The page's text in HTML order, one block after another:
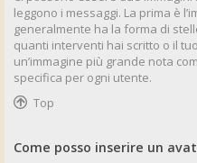
leggono i messaggi. La prima è
generalmente ha la forma di
quanti interventi hai scritto o il
un’immagine più grande nota
specifica per ogni utente.
Top
Come posso inserire un